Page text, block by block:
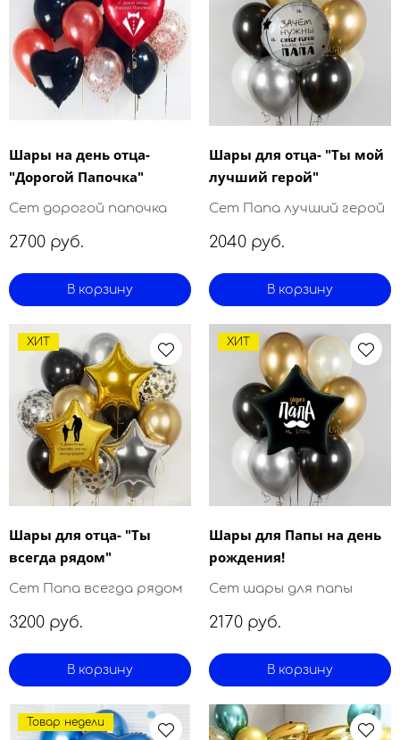
Шары на день отца-
"Дорогой Папочка"
Сет дорогой папочка
2700 руб.
В корзину
Шары для отца- "Ты мой
лучший герой"
Сет Папа лучший герой
2040 руб.
В корзину
ХИТ
Шары для отца- "Ты
всегда рядом"
Сет Папа всегда рядом
3200 руб.
В корзину
ХИТ
Шары для Папы на день
рождения!
Сет шары для папы
2170 руб.
В корзину
Товар недели